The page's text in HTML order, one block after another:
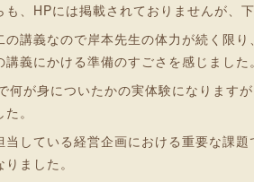
、HPには掲載されておりませんが、
講義なので岸本先生の体力が続く限
義にかける準備のすごさを感じました。
何が身についたかの実体験になります
。
している経営企画における重要な課
ました。